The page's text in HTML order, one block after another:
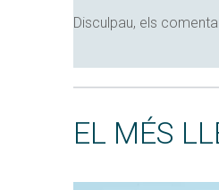
Disculpau, els
EL MÉS